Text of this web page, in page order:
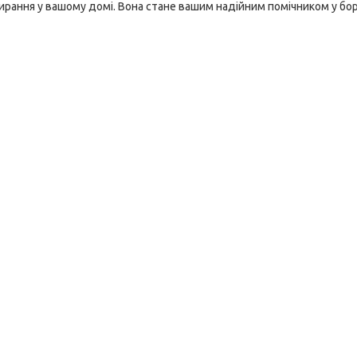
у вашому домі. Вона стане вашим надійним помічником у